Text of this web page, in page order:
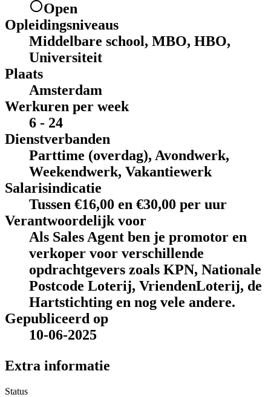
Open
Opleidingsniveaus
Middelbare school, MBO, HBO,
Universiteit
Plaats
Amsterdam
Werkuren per week
6 - 24
Dienstverbanden
Parttime (overdag), Avondwerk,
Weekendwerk, Vakantiewerk
Salarisindicatie
Tussen €16,00 en €30,00 per uur
Verantwoordelijk voor
Als Sales Agent ben je promotor en
verkoper voor verschillende
opdrachtgevers zoals KPN, Nationale
Postcode Loterij, VriendenLoterij, de
Hartstichting en nog vele andere.
Gepubliceerd op
10-06-2025
Extra informatie
Status